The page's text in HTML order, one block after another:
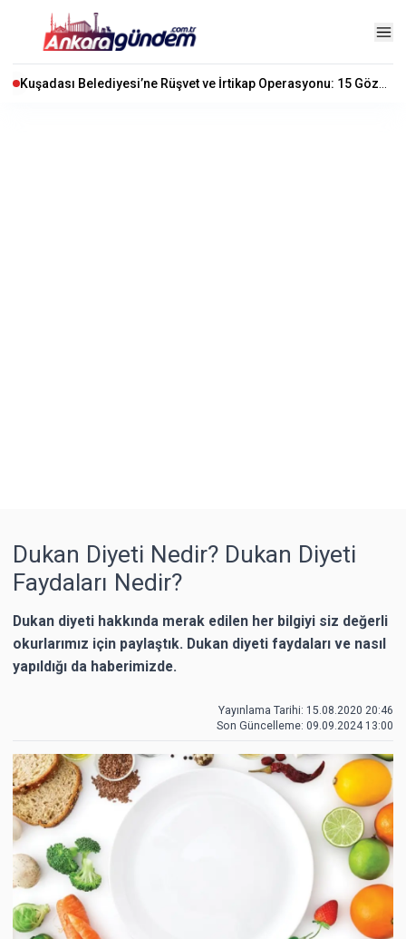
Dukan Diyeti Nedir? Dukan Diyeti
Faydaları Nedir?
Dukan diyeti hakkında merak edilen her bilgiyi siz değerli
okurlarımız için paylaştık. Dukan diyeti faydaları ve nasıl
yapıldığı da haberimizde.
Yayınlama Tarihi: 15.08.2020 20:46
Son Güncelleme: 09.09.2024 13:00